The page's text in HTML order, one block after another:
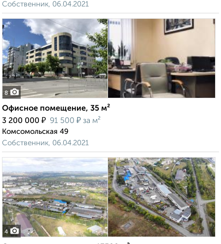
Собственник, 06.04.2021
8
Офисное помещение, 35 м²
3 200 000 ₽ 91 500 ₽ за м²
Комсомольская 49
Собственник, 06.04.2021
4